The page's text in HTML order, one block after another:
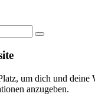
um dich und deine
anzugeben.